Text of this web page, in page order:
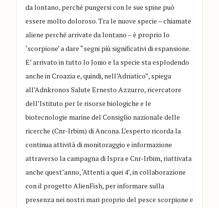
da lontano, perché pungersi con le sue spine può
essere molto doloroso. Tra le nuove specie – chiamate
aliene perché arrivate da lontano – è proprio lo
‘scorpione’ a dare “segni più significativi di espansione.
E’ arrivato in tutto lo Jonio e la specie sta esplodendo
anche in Croazia e, quindi, nell’Adriatico”, spiega
all’Adnkronos Salute Ernesto Azzurro, ricercatore
dell’Istituto per le risorse biologiche e le
biotecnologie marine del Consiglio nazionale delle
ricerche (Cnr-Irbim) di Ancona. L’esperto ricorda la
continua attività di monitoraggio e informazione
attraverso la campagna di Ispra e Cnr-Irbim, riattivata
anche quest’anno, ‘Attenti a quei 4’, in collaborazione
con il progetto AlienFish, per informare sulla
presenza nei nostri mari proprio del pesce scorpione e